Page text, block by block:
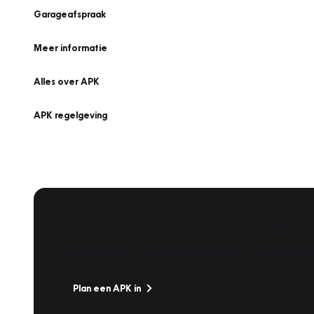
Garageafspraak
Meer informatie
Alles over APK
APK regelgeving
Plan een APK in